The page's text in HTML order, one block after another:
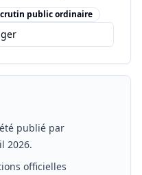
public ordinaire
publié par
2026.
officielles